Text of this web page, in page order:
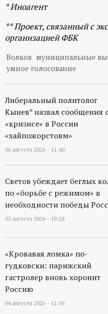
* Иноагент
** Проект, связанный с
организацией ФБК
Волков муниципальные
умное голосование
Либеральный политолог
Кынев* назвал сообщения
«кризисе» в России
«хайпожорстовм»
06 августа 2026 - 11:40
Светов убеждает беглых
по «борьбе с режимом» в
необходиости победы
05 августа 2026 - 10:28
«Кровавая ломка» по-
гудковски: парижский
гастролер вновь хоронит
Россию
04 августа 2026 - 11:05